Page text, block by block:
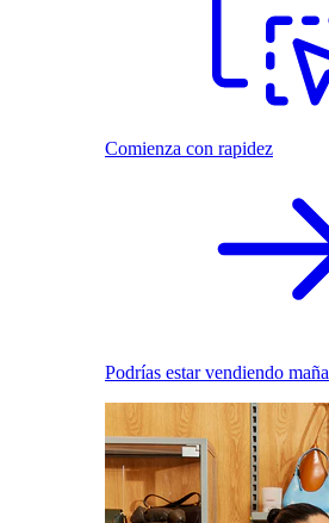
Comienza con rapidez
Podrías estar vendiendo